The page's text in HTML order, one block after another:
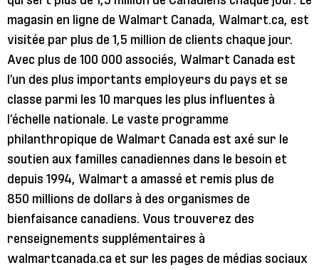
magasin en ligne de Walmart Canada, Walmart.ca, est
visitée par plus de 1,5 million de clients chaque jour.
Avec plus de 100 000 associés, Walmart Canada est
l’un des plus importants employeurs du pays et se
classe parmi les 10 marques les plus influentes à
l’échelle nationale. Le vaste programme
philanthropique de Walmart Canada est axé sur le
soutien aux familles canadiennes dans le besoin et
depuis 1994, Walmart a amassé et remis plus de
850 millions de dollars à des organismes de
bienfaisance canadiens. Vous trouverez des
renseignements supplémentaires à
walmartcanada.ca et sur les pages de médias sociaux